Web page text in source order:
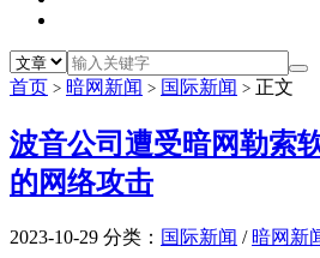
首页 > 暗网新闻 > 国际新闻 > 正文
波音公司遭受暗网勒索
的网络攻击
2023-10-29 分类： 国际新闻 / 暗网新